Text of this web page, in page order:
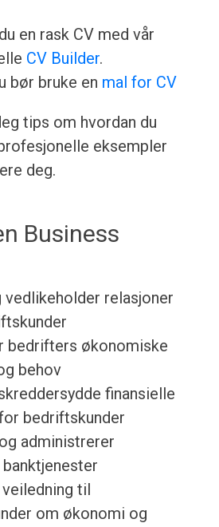
en rask CV med vår
CV Builder.
bør bruke en mal for CV
tips om hvordan du
eksempler
deg.
Business
vedlikeholder relasjoner
bedrifters økonomiske
behov
finansielle
bedriftskunder
administrerer
til
om økonomi og